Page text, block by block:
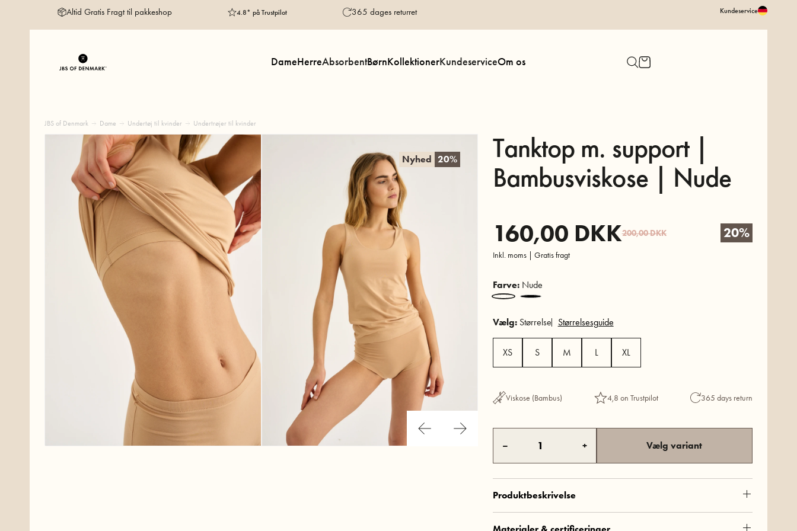
Altid Gratis Fragt til pakkeshop 4.8* på Trustpilot 365 dages returret Kundeservice
DameHerreAbsorbentBørnKollektionerKundeserviceOm os
JBS of Denmark Dame Undertøj til kvinder Undertrøjer til kvinder
Nyhed 20%
Tanktop m. support |
Bambusviskose | Nude
160,00 DKK200,00DKK 20%
Inkl. moms | Gratis fragt
Farve:Nude
Vælg:Størrelse Størrelsesguide
XS S M L XL
Viskose (Bambus) 4,8 on Trustpilot 365 days return
– + Vælg variant
Produktbeskrivelse
MPN:8-11200-1-81